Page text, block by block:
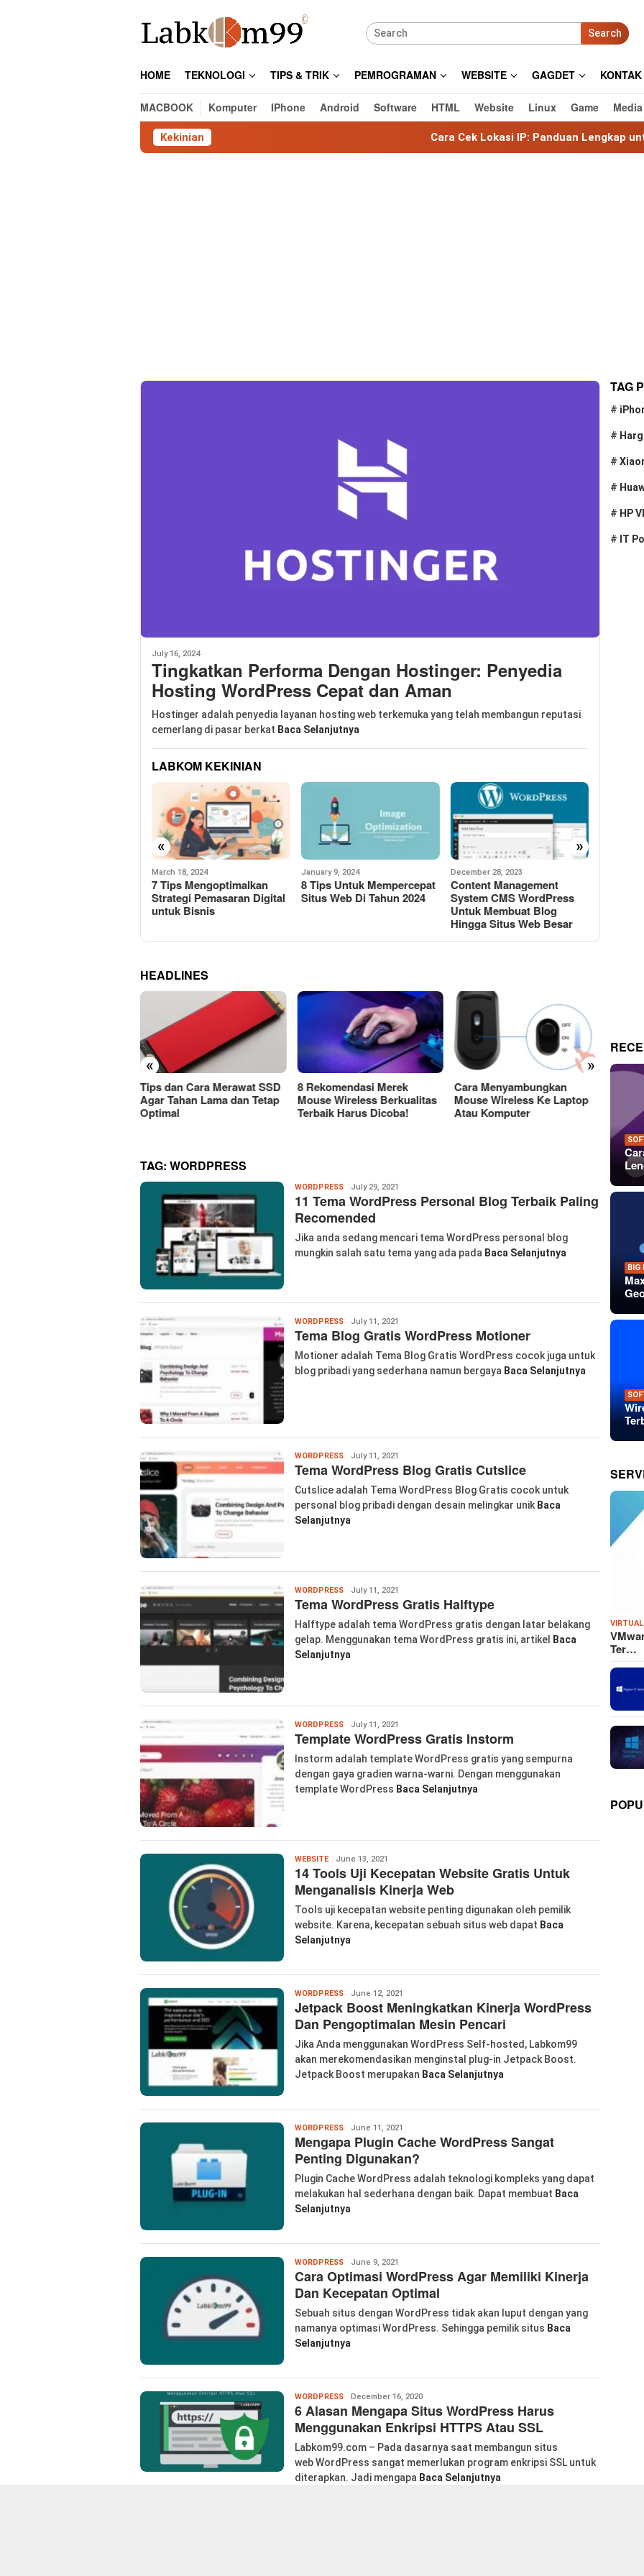
Search
HOME TEKNOLOGI TIPS & TRIK PEMROGRAMAN WEBSITE GAGDET
MACBOOK Komputer IPhone Android Software HTML Website Linux Game
Kekinian Cara Cek Lokasi IP: Panduan Lengkap untuk
July 16, 2024
Tingkatkan Performa Dengan Hostinger: Penyedia
Hosting WordPress Cepat dan Aman
Hostinger adalah penyedia layanan hosting web terkemuka yang telah membangun reputasi
cemerlang di pasar berkat Baca Selanjutnya
LABKOM KEKINIAN
« »
January 9, 2024
8 Tips Untuk Mempercepat
Situs Web Di Tahun 2024
December 28, 2023
Content Management
System CMS WordPress
December 21, 2023
5 Rekomendasi SEO Tools
Terbaik Untuk Tahun 2024
HEADLINES
« »
8 Rekomendasi Merek
Mouse Wireless Berkualitas
Terbaik Harus Dicoba!
Cara Menyambungkan
Mouse Wireless Ke Laptop
Atau Komputer
Perbedaan Antara Layar
OLED Dan LCD Mana Yang
Lebih Baik?
15
Dan
TAG: WORDPRESS
WORDPRESSWanglu
Piao
July 29, 2021
11 Tema WordPress Personal Blog Terbaik Paling
Recomended
Jika anda sedang mencari tema WordPress personal blog
mungkin salah satu tema yang ada pada Baca Selanjutnya
WORDPRESSWanglu
Piao
July 11, 2021
Tema Blog Gratis WordPress Motioner
Motioner adalah Tema Blog Gratis WordPress cocok juga untuk
blog pribadi yang sederhana namun bergaya Baca Selanjutnya
WORDPRESSWanglu
Piao
July 11, 2021
Tema WordPress Blog Gratis Cutslice
Cutslice adalah Tema WordPress Blog Gratis cocok untuk
personal blog pribadi dengan desain melingkar unik Baca
Selanjutnya
WORDPRESSWanglu
Piao
July 11, 2021
Tema WordPress Gratis Halftype
Halftype adalah tema WordPress gratis dengan latar belakang
gelap. Menggunakan tema WordPress gratis ini, artikel
Baca
Selanjutnya
WORDPRESSWanglu
Piao
July 11, 2021
Template WordPress Gratis Instorm
Instorm adalah template WordPress gratis yang sempurna
dengan gaya gradien warna-warni. Dengan menggunakan
template WordPress Baca Selanjutnya
WEBSITEWanglu
Piao
June 13, 2021
14 Tools Uji Kecepatan Website Gratis Untuk
Menganalisis Kinerja Web
Tools uji kecepatan website penting digunakan oleh pemilik
website. Karena, kecepatan sebuah situs web dapat Baca
Selanjutnya
WORDPRESSWanglu
Piao
June 12, 2021
Jetpack Boost Meningkatkan Kinerja WordPress
Dan Pengoptimalan Mesin Pencari
Jika Anda menggunakan WordPress Self-hosted, Labkom99
akan merekomendasikan menginstal plug-in Jetpack Boost.
Jetpack Boost merupakan Baca Selanjutnya
WORDPRESSWanglu
Piao
June 11, 2021
Mengapa Plugin Cache WordPress Sangat
Penting Digunakan?
Plugin Cache WordPress adalah teknologi kompleks yang dapat
melakukan hal sederhana dengan baik. Dapat membuat Baca
Selanjutnya
WORDPRESSWanglu
Piao
June 9, 2021
Cara Optimasi WordPress Agar Memiliki Kinerja
Dan Kecepatan Optimal
Sebuah situs dengan WordPress tidak akan luput dengan yang
namanya optimasi WordPress. Sehingga pemilik situs Baca
Selanjutnya
WORDPRESSlabkom99
December 16, 2020
6 Alasan Mengapa Situs WordPress Harus
Menggunakan Enkripsi HTTPS Atau SSL
Labkom99.com – Pada dasarnya saat membangun situs
web WordPress sangat memerlukan program enkripsi SSL untuk
diterapkan. Jadi mengapa Baca Selanjutnya
TAG
#
#
#
#
# HP
# IT
BIG
VIRTUAL
Ter…